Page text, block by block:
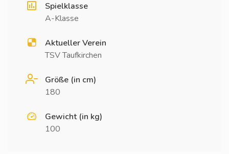
Spielklasse
A-Klasse
Aktueller Verein
TSV Taufkirchen
Größe (in cm)
180
Gewicht (in kg)
100